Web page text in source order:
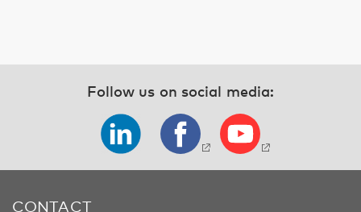
Follow us on social media:
CONTACT